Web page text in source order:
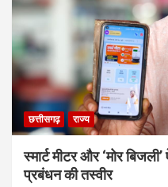
छत्तीसगढ़ राज्य
स्मार्ट मीटर और ‘मोर
प्रबंधन की तस्वीर